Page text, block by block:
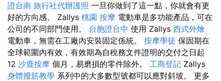
證台南 旅行社代辦護照 一旦你做到了這一點，你就會有更
好的方向感。 Zallys 桃園 按摩 電動車是多功能產品，可在
公司的不同部門使用。 台胞證台中 使用 Zallys 西式外燴
電動車，無需在工廠內安裝固定係統。 按摩學徒 保固期在
全球範圍內有效，有效期為自稅務文件證明的交付之日起
12 沙鹿按摩 個月，易磨損的零件除外。 工商登記 Zallys
身體撥筋教學 系列中的大多數型號都可以應對斜坡。 更多